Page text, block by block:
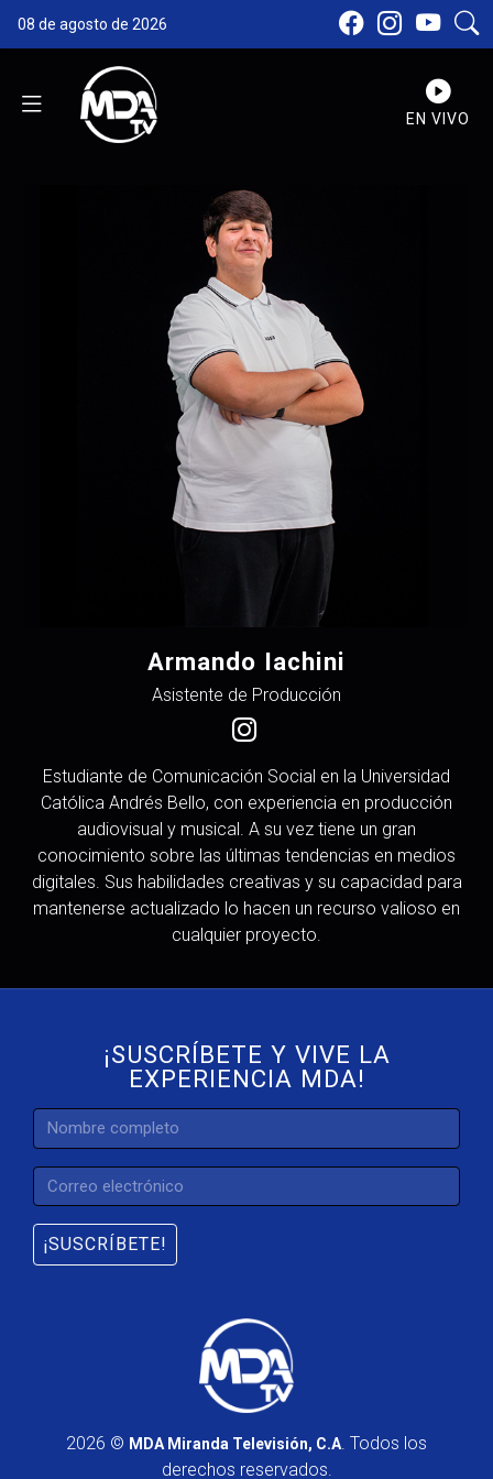
08 de agosto de 2026
EN VIVO
Armando Iachini
Asistente de Producción
Estudiante de Comunicación Social en la Universidad
Católica Andrés Bello, con experiencia en producción
audiovisual y musical. A su vez tiene un gran
conocimiento sobre las últimas tendencias en medios
digitales. Sus habilidades creativas y su capacidad para
mantenerse actualizado lo hacen un recurso valioso en
cualquier proyecto.
2026 © MDA Miranda Televisión, C.A. Todos los
derechos reservados.
¡SUSCRÍBETE Y VIVE LA
EXPERIENCIA MDA!
¡SUSCRÍBETE!